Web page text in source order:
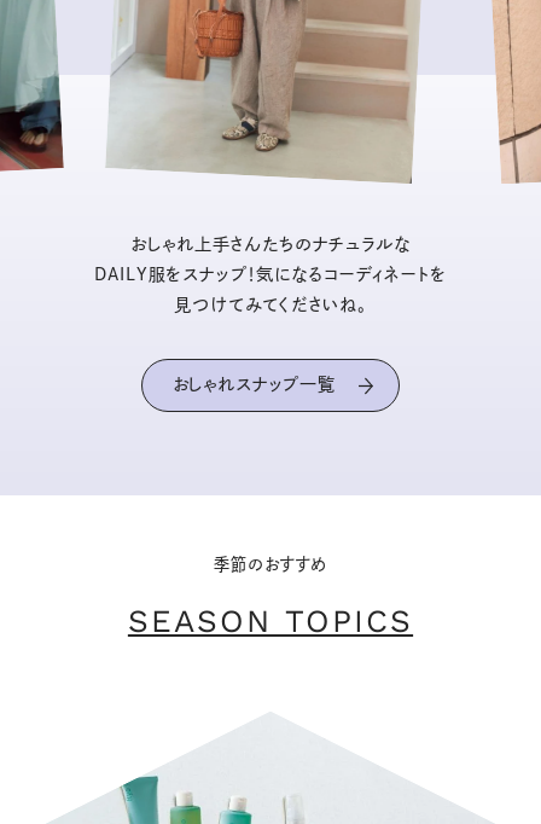
おしゃれ上手さんたちのナチュラルな
DAILY服をスナップ！気になるコーディネートを
見つけてみてくださいね。
おしゃれスナップ一覧
季節のおすすめ
SEASON TOPICS